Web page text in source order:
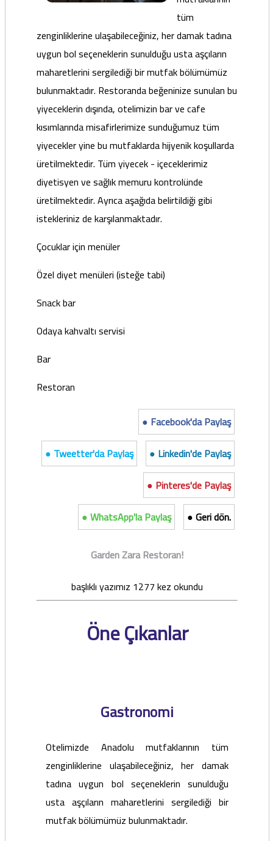
tüm
zenginliklerine ulaşabileceğiniz, her damak tadına
uygun bol seçeneklerin sunulduğu usta aşçıların
maharetlerini sergilediği bir mutfak bölümümüz
bulunmaktadır. Restoranda beğeninize sunulan bu
yiyeceklerin dışında, otelimizin bar ve cafe
kısımlarında misafirlerimize sunduğumuz tüm
yiyecekler yine bu mutfaklarda hijyenik koşullarda
üretilmektedir. Tüm yiyecek - içeceklerimiz
diyetisyen ve sağlık memuru kontrolünde
üretilmektedir. Ayrıca aşağıda belirtildiği gibi
istekleriniz de karşılanmaktadır.
Çocuklar için menüler
Özel diyet menüleri (isteğe tabi)
Snack bar
Odaya kahvaltı servisi
Bar
Restoran
● Facebook'da Paylaş
● Tweetter'da Paylaş
● Linkedin'de Paylaş
● Pinteres'de Paylaş
● WhatsApp'la Paylaş
● Geri dön.
Garden Zara Restoran!
başlıklı yazımız 1277 kez okundu
Öne Çıkanlar
Gastronomi
Otelimizde Anadolu mutfaklarının tüm
zenginliklerine ulaşabileceğiniz, her damak
tadına uygun bol seçeneklerin sunulduğu
usta aşçıların maharetlerini sergilediği bir
mutfak bölümümüz bulunmaktadır.